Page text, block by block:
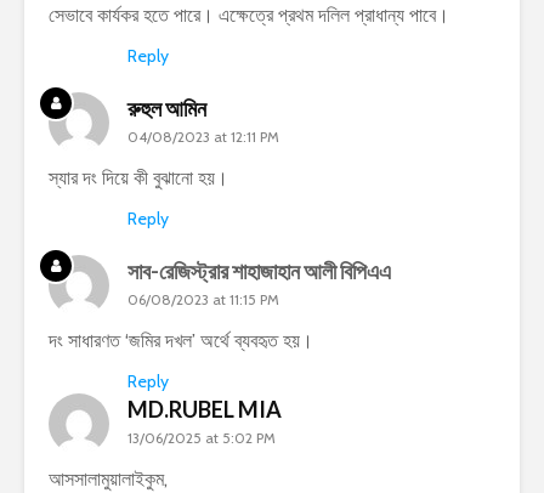
সেভাবে কার্যকর হতে পারে। এক্ষেত্রে প্রথম দলিল প্রাধান্য পাবে।
Reply
রুহুল আমিন
04/08/2023 at 12:11 PM
স্যার দং দিয়ে কী বুঝানো হয়।
Reply
সাব-রেজিস্ট্রার শাহাজাহান আলী বিপিএএ
06/08/2023 at 11:15 PM
দং সাধারণত ‘জমির দখল’ অর্থে ব্যবহৃত হয়।
Reply
MD.RUBEL MIA
13/06/2025 at 5:02 PM
আসসালামুয়ালাইকুম,